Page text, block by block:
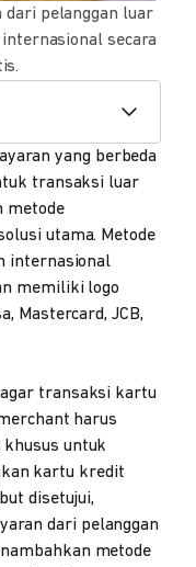
dari pelanggan luar
secara
yang berbeda
transaksi luar
metode
utama. Metode
internasional
memiliki logo
Mastercard, JCB,
transaksi kartu
harus
untuk
kartu kredit
disetujui,
dari pelanggan
metode